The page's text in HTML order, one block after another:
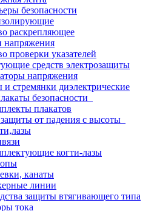
безопасности
раскрепляющее
напряжения
проверки указателей
средств электрозащиты
напряжения
стремянки диэлектрические
безопасности
плакатов
от падения с высоты
когти-лазы
канаты
линии
защиты втягивающего типа
тока